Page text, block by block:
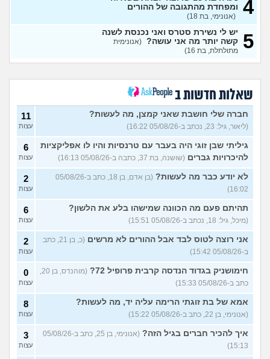
נשארתי לבד בעולם (ליאן, בת 13)
רוצה להיות מבין האנשים
היפים בעולם (היי, בן 20)
להפטר מרגשות אשם?
(מבולבלת בת 17, בת 17)
עצות
לומר להורים?
(אהרן, בן 16)
7
עצות
מתמטיקה בגרות ומגן
בת 17)
מתלבטת לגבי שנה הבאה
(Girl, בת 17)
5
עצות
סדרת ילדות שאני לא מצליח
למצוא (יונתן, בן 18)
4
עצות
יש בנינו מתח אבל אני לא
(לחוצה, בת 16)
6
הברזתי לעצמי או שהצלתי את
הכבוד שלי? (כפיר, בן 14)
4
עוד שאלות חדשות במדור
4 ומפחדת מהתגובה של ההורים
(אנונימי, בת 18)
5
יש לי נשירת סטרס ואני נכנסת לשנה
קשה יותר מה אני עושה? (אנונימית
מתולתלת, בת 16)
שאלות חדשות ב
חברה שלי חושבת שאני קמצן, מה לעשות?
(ליאור, גיל: 23, נכתב ב-05/08/26 16:22)
11
עצות
גיליתי שבן זוגי היה בעבר עם טרנסיות והיו לו אפליקציות
להיכרויות גברים (שושנה, בת 37, כתבה ב-05/08/26 16:13)
6
עצות
לא יודע כבר מה לעשות?
(בן אדם, בן 18, כתב ב-05/08/26
16:02)
2
עצות
תהיתם פעם מה הכוונה שמישהו בלע את הלשון?
(מיכל, גיל: 18, נכתב ב-05/08/26 15:51)
6
עצות
אני רוצה לטוס לבד אבל ההורים לא מרשים
(כ, בן 21, כתב
ב-05/08/26 15:42)
2
עצות
חימושניק בגדוד הנדסה קרבית פרופיל 72?
(מוהנדס, בן 20,
כתב ב-05/08/26 15:33)
0
עצות
אמא של בת זוגתי הרימה עליה יד, מה לעשות?
(אנונימי, בן 22, כתב ב-05/08/26 15:22)
8
עצות
איך להכיר חברים בגיל הזה?
(אנונימי, בן 25, כתב ב-05/08/26
15:13)
3
עצות